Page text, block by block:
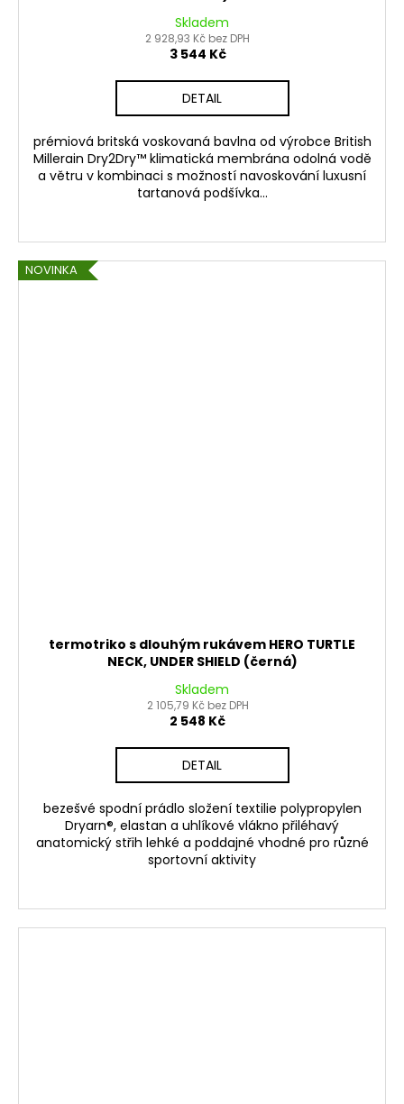
Skladem
2 928,93 Kč bez DPH
3 544 Kč
DETAIL
prémiová britská voskovaná bavlna od výrobce British
Millerain Dry2Dry™ klimatická membrána odolná vodě
a větru v kombinaci s možností navoskování luxusní
tartanová podšívka...
NOVINKA
termotriko s dlouhým rukávem HERO TURTLE
NECK, UNDER SHIELD (černá)
Skladem
2 105,79 Kč bez DPH
2 548 Kč
DETAIL
bezešvé spodní prádlo složení textilie polypropylen
Dryarn®, elastan a uhlíkové vlákno přiléhavý
anatomický střih lehké a poddajné vhodné pro různé
sportovní aktivity